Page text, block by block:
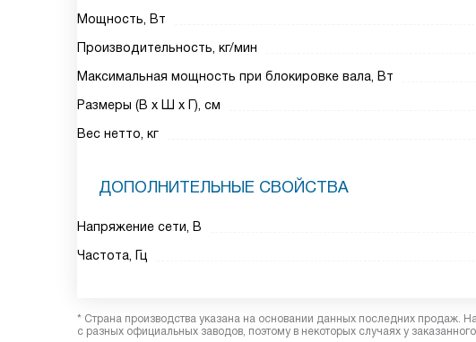
Мощность, Вт
Производительность, кг/мин
Максимальная мощность при блокировке вала, Вт
Размеры (В х Ш х Г), см
Вес нетто, кг
ДОПОЛНИТЕЛЬНЫЕ СВОЙСТВА
Напряжение сети, В
Частота, Гц
* Страна производства указана на основании данных последних продаж.
с разных официальных заводов, поэтому в некоторых случаях у